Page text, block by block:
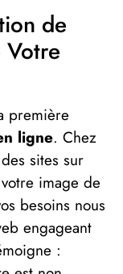
de
Votre
première
ligne. Chez
sites sur
image de
besoins nous
engageant
: